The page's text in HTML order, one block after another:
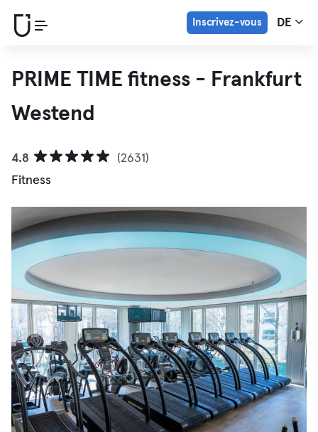
Inscrivez-vous DE
PRIME TIME fitness - Frankfurt
Westend
4.8
(2631)
Fitness